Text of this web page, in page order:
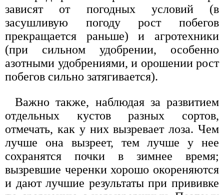
зависят от погодных условий (в
засушливую погоду рост побегов
прекращается раньше) и агротехники
(при сильном удобрении, особенно
азотными удобрениями, и орошении рост
побегов сильно затягивается).
Важно также, наблюдая за развитием
отдельных кустов разных сортов,
отмечать, как у них вызревает лоза. Чем
лучше она вызреет, тем лучше у нее
сохранятся почки в зимнее время;
вызревшие черенки хорошо окореняются
и дают лучшие результаты при прививке